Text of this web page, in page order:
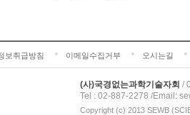
보취급방침 이메일수집거부 오시는길
(사)국경없는과학기술자회 /
Tel : 02-887-2278 /Email:
Copyright (c) 2013 SEWB